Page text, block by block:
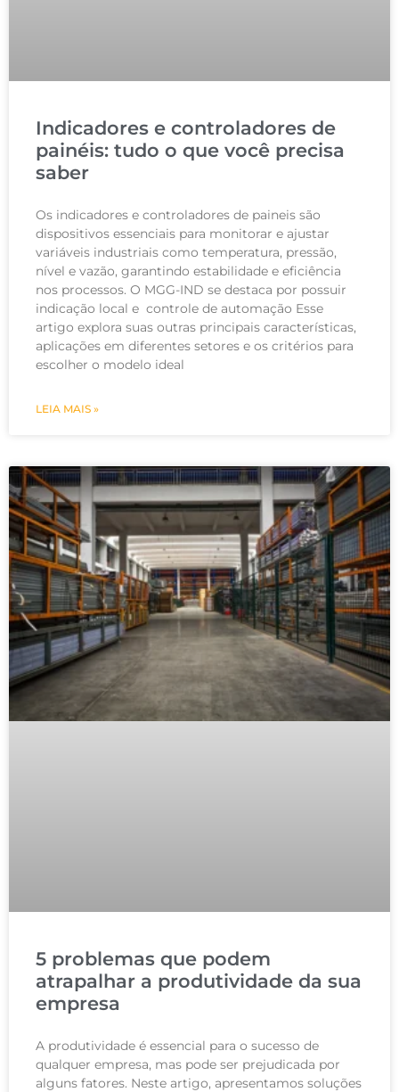
Indicadores e controladores de
painéis: tudo o que você precisa
saber
Os indicadores e controladores de paineis são
dispositivos essenciais para monitorar e ajustar
variáveis industriais como temperatura, pressão,
nível e vazão, garantindo estabilidade e eficiência
nos processos. O MGG-IND se destaca por possuir
indicação local e controle de automação Esse
artigo explora suas outras principais características,
aplicações em diferentes setores e os critérios para
escolher o modelo ideal
LEIA MAIS »
5 problemas que podem
atrapalhar a produtividade da sua
empresa
A produtividade é essencial para o sucesso de
qualquer empresa, mas pode ser prejudicada por
alguns fatores. Neste artigo, apresentamos soluções